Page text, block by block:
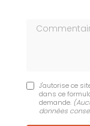
Commentaire
J'autorise ce
dans ce
demande.
données